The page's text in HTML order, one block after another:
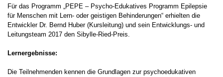
Für das Programm „PEPE – Psycho-Edukatives Programm Epilepsie
für Menschen mit Lern- oder geistigen Behinderungen“ erhielten die
Entwickler Dr. Bernd Huber (Kursleitung) und sein Entwicklungs- und
Leitungsteam 2017 den Sibylle-Ried-Preis.
Lernergebnisse:
Die Teilnehmenden kennen die Grundlagen zur psychoedukativen